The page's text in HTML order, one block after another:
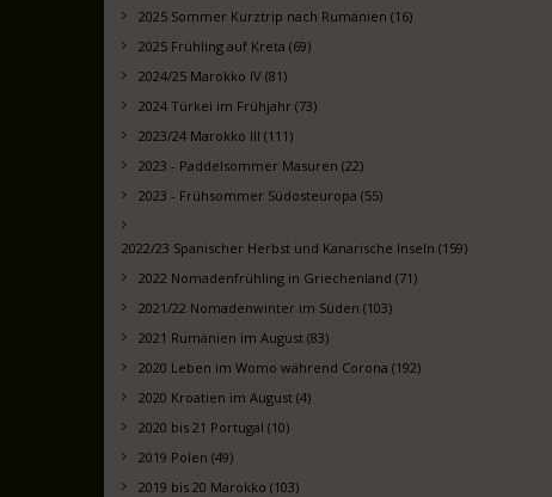
2025 Sommer Kurztrip nach Rumänien (16)
2025 Frühling auf Kreta (69)
2024/25 Marokko IV (81)
2024 Türkei im Frühjahr (73)
2023/24 Marokko III (111)
2023 - Paddelsommer Masuren (22)
2023 - Frühsommer Südosteuropa (55)
2022/23 Spanischer Herbst und Kanarische Inseln (159)
2022 Nomadenfrühling in Griechenland (71)
2021/22 Nomadenwinter im Süden (103)
2021 Rumänien im August (83)
2020 Leben im Womo während Corona (192)
2020 Kroatien im August (4)
2020 bis 21 Portugal (10)
2019 Polen (49)
2019 bis 20 Marokko (103)